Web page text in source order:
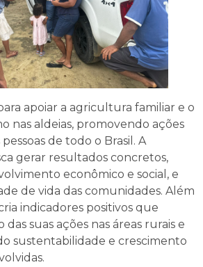
apoiar a agricultura familiar e o
nas aldeias, promovendo ações
de todo o Brasil. A
gerar resultados concretos,
econômico e social, e
de vida das comunidades. Além
indicadores positivos que
suas ações nas áreas rurais e
sustentabilidade e crescimento